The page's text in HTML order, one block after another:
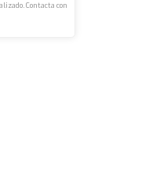
Contacta con